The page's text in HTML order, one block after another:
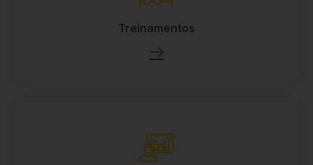
Treinamentos